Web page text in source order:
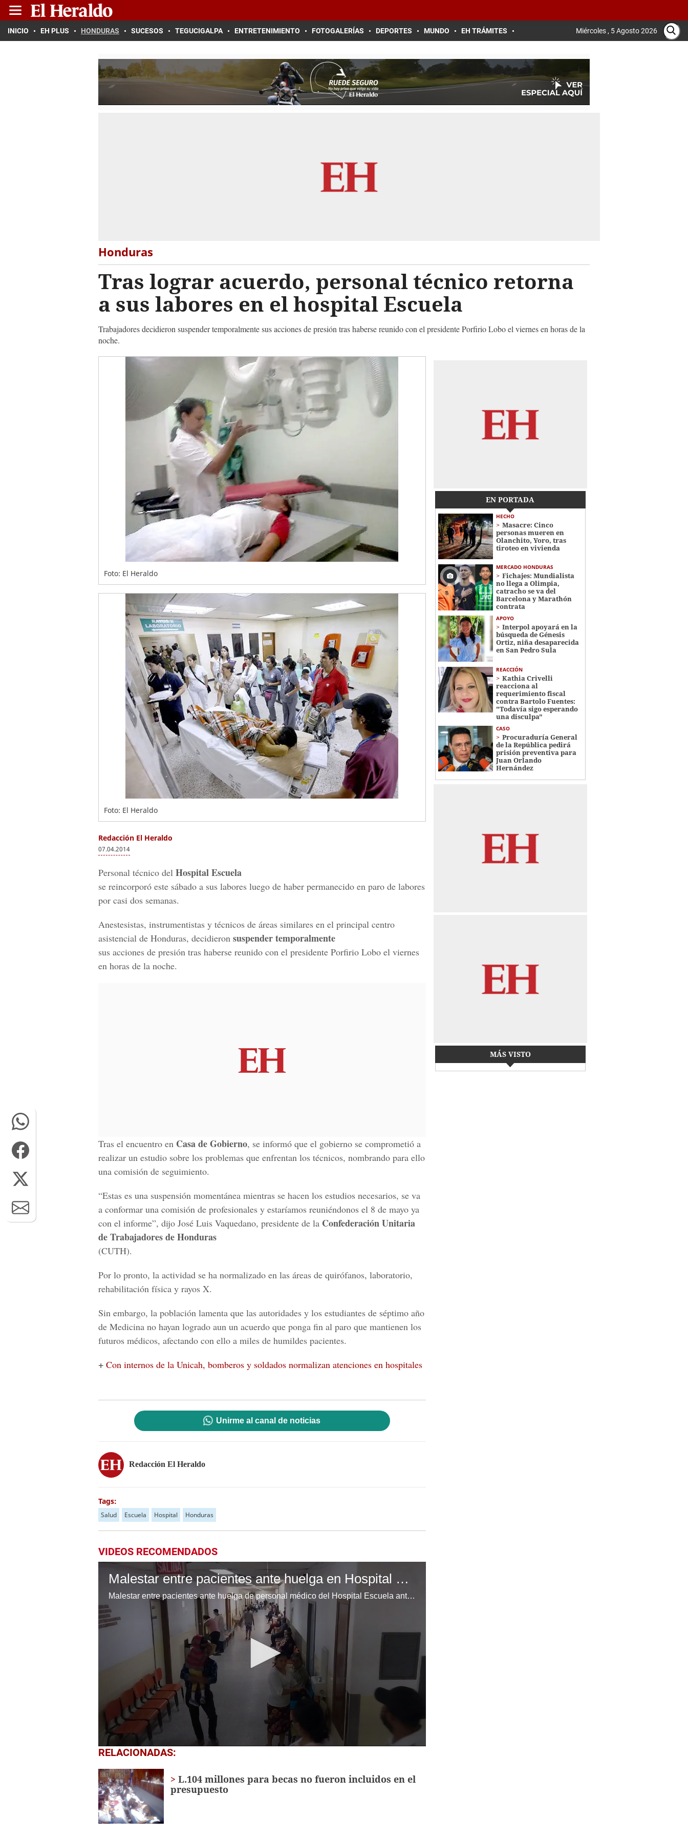
INICIO EH PLUS HONDURAS SUCESOS TEGUCIGALPA ENTRETENIMIENTO FOTOGALERÍAS DEPORTES MUNDO EH TRÁMITES Miércoles , 5 Agosto 2026
Honduras
Tras lograr acuerdo, personal técnico retorna
a sus labores en el hospital Escuela
Trabajadores decidieron suspender temporalmente sus acciones de presión tras haberse reunido con el presidente Porfirio Lobo el viernes en horas de la
noche.
Foto: El Heraldo
Foto: El Heraldo
Redacción El Heraldo
07.04.2014
Personal técnico del Hospital Escuela
se reincorporó este sábado a sus labores luego de haber permanecido en paro de labores
por casi dos semanas.
Anestesistas, instrumentistas y técnicos de áreas similares en el principal centro
asistencial de Honduras, decidieron suspender temporalmente
sus acciones de presión tras haberse reunido con el presidente Porfirio Lobo el viernes
en horas de la noche.
Tras el encuentro en Casa de Gobierno, se informó que el gobierno se comprometió a
realizar un estudio sobre los problemas que enfrentan los técnicos, nombrando para ello
una comisión de seguimiento.
“Estas es una suspensión momentánea mientras se hacen los estudios necesarios, se va
a conformar una comisión de profesionales y estaríamos reuniéndonos el 8 de mayo ya
con el informe”, dijo José Luis Vaquedano, presidente de la Confederación Unitaria
de Trabajadores de Honduras
(CUTH).
Por lo pronto, la actividad se ha normalizado en las áreas de quirófanos, laboratorio,
rehabilitación física y rayos X.
Sin embargo, la población lamenta que las autoridades y los estudiantes de séptimo año
de Medicina no hayan logrado aun un acuerdo que ponga fin al paro que mantienen los
futuros médicos, afectando con ello a miles de humildes pacientes.
+ Con internos de la Unicah, bomberos y soldados normalizan atenciones en hospitales
Unirme al canal de noticias
Redacción El Heraldo
Tags:
Salud Escuela Hospital Honduras
VIDEOS RECOMENDADOS
Malestar entre pacientes ante huelga en Hospital Escuela
Malestar entre pacientes ante huelga de personal médico del Hospital Escuela ante falta de pago en seis meses
0
seconds
1
minute,
32
secondsVolume
0%
RELACIONADAS:
L.104 millones para becas no fueron incluidos en el
presupuesto
EN PORTADA
HECHO
Masacre: Cinco
personas mueren en
Olanchito, Yoro, tras
tiroteo en vivienda
MERCADO HONDURAS
Fichajes: Mundialista
no llega a Olimpia,
catracho se va del
Barcelona y Marathón
contrata
APOYO
Interpol apoyará en la
búsqueda de Génesis
Ortiz, niña desaparecida
en San Pedro Sula
REACCIÓN
Kathia Crivelli
reacciona al
requerimiento fiscal
contra Bartolo Fuentes:
"Todavía sigo esperando
una disculpa"
CASO
Procuraduría General
de la República pedirá
prisión preventiva para
Juan Orlando
Hernández
MÁS VISTO